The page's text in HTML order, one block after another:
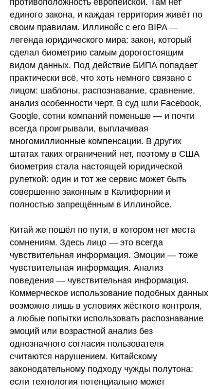
противоположность европейской. Там нет
единого закона, и каждая территория живёт по
своим правилам. Иллинойс с его BIPA —
легенда юридического мира: закон, который
сделал биометрию самым дорогостоящим
видом данных. Под действие БИПА попадает
практически всё, что хоть немного связано с
лицом: шаблоны, распознавание, сравнение,
анализ особенности черт. В суд шли Facebook,
Google, сотни компаний поменьше — и почти
всегда проигрывали, выплачивая
многомиллионные компенсации. В других
штатах таких ограничений нет, поэтому в США
биометрия стала настоящей юридической
рулеткой: один и тот же сервис может быть
совершенно законным в Калифорнии и
полностью запрещённым в Иллинойсе.
Китай же пошёл по пути, в котором нет места
сомнениям. Здесь лицо — это всегда
чувствительная информация. Эмоции — тоже
чувствительная информация. Анализ
поведения — чувствительная информация.
Коммерческое использование подобных данных
возможно лишь в условиях жёсткого контроля,
а любые попытки использовать распознавание
эмоций или возрастной анализ без
однозначного согласия пользователя
считаются нарушением. Китайскому
законодательному подходу чужды полутона:
если технология потенциально может